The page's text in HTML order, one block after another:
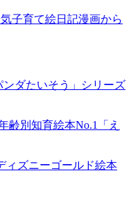
子育て絵日記漫画から
ダたいそう」シリーズ
齢別知育絵本No.1「え
ズニーゴールド絵本